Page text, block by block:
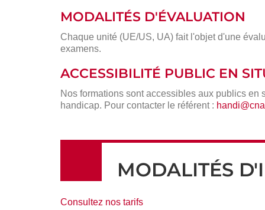
MODALITÉS D'ÉVALUATION
Chaque unité (UE/US, UA) fait l'objet d'une
examens.
ACCESSIBILITÉ PUBLIC EN
Nos formations sont accessibles aux publics
handicap. Pour contacter le référent :
MODALITÉS
Consultez nos tarifs